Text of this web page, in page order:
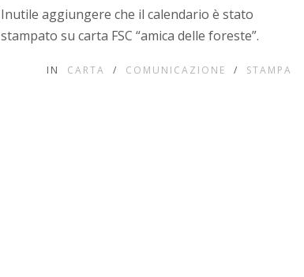
Inutile aggiungere che il calendario è stato
stampato su carta FSC “amica delle foreste”.
IN CARTA / COMUNICAZIONE / STAMPA